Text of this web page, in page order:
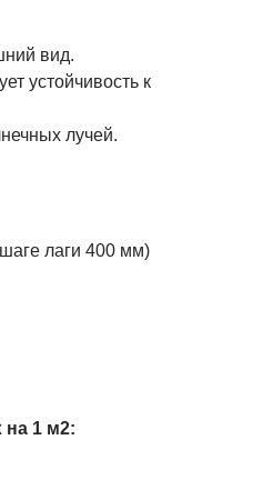
вид.
устойчивость к
лучей.
лаги 400 мм)
на 1 м2: